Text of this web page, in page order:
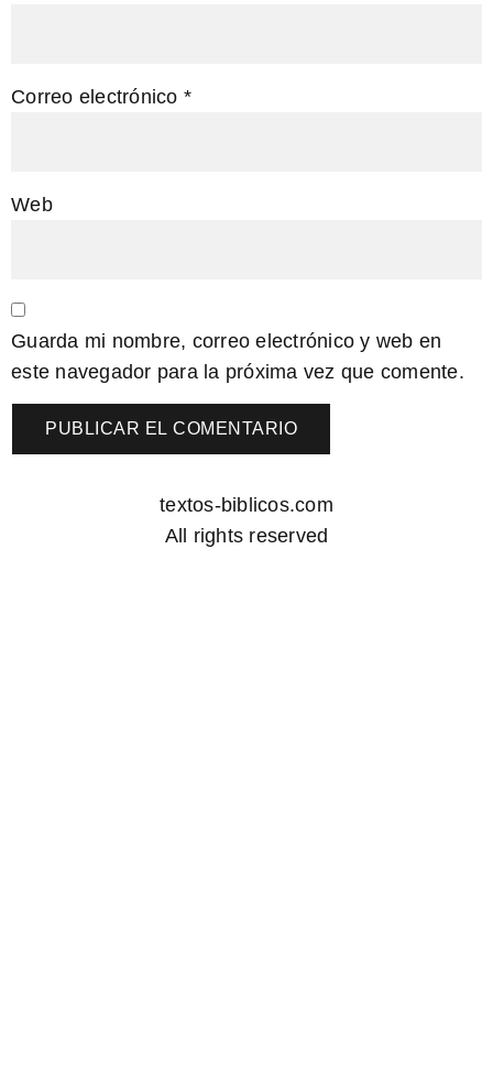
Correo electrónico *
Web
Guarda mi nombre, correo electrónico y web en
este navegador para la próxima vez que comente.
textos-biblicos.com
All rights reserved